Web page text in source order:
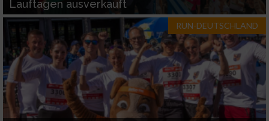
Lauftagen ausverkauft
RUN-DEUTSCHLAND
Entwicklung und Verbesserung der Angebote
Verwendung reduzierter Daten zur Auswahl
von Inhalten
IAB-Besonderheiten:
Verwendung genauer Standortdaten